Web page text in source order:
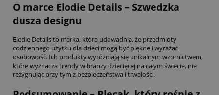
O marce Elodie Details – Szwedzka
dusza designu
Elodie Details to marka, która udowadnia, że przedmioty
codziennego użytku dla dzieci mogą być piękne i wyrażać
osobowość. Ich produkty wyróżniają się unikalnym wzornictwem,
które wyznacza trendy w branży dziecięcej na całym świecie, nie
rezygnując przy tym z bezpieczeństwa i trwałości.